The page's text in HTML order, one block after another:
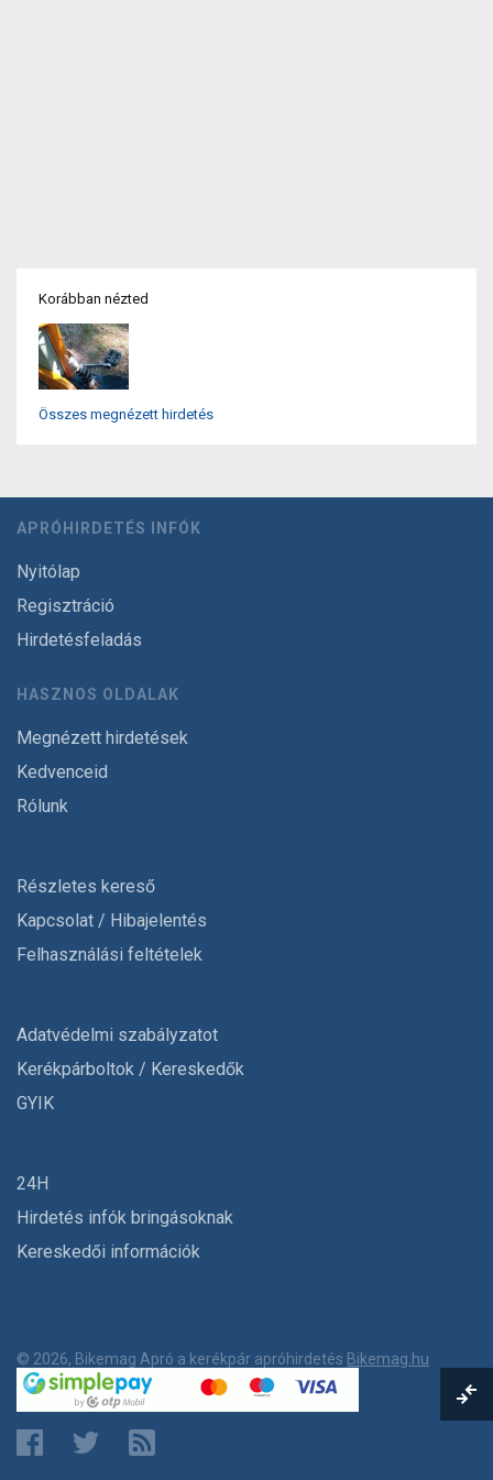
Korábban nézted
Összes megnézett hirdetés
APRÓHIRDETÉS INFÓK
Nyitólap
Regisztráció
Hirdetésfeladás
HASZNOS OLDALAK
Megnézett hirdetések
Kedvenceid
Rólunk
Részletes kereső
Kapcsolat / Hibajelentés
Felhasználási feltételek
Adatvédelmi szabályzatot
Kerékpárboltok / Kereskedők
GYIK
24H
Hirdetés infók bringásoknak
Kereskedői információk
© 2026, Bikemag Apró a kerékpár apróhirdetés Bikemag.hu